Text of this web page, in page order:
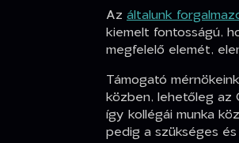
Az általunk
kiemelt fontosságú,
megfelelő elemét,
Támogató
közben, lehetőleg az
így kollégái munka
pedig a szükséges